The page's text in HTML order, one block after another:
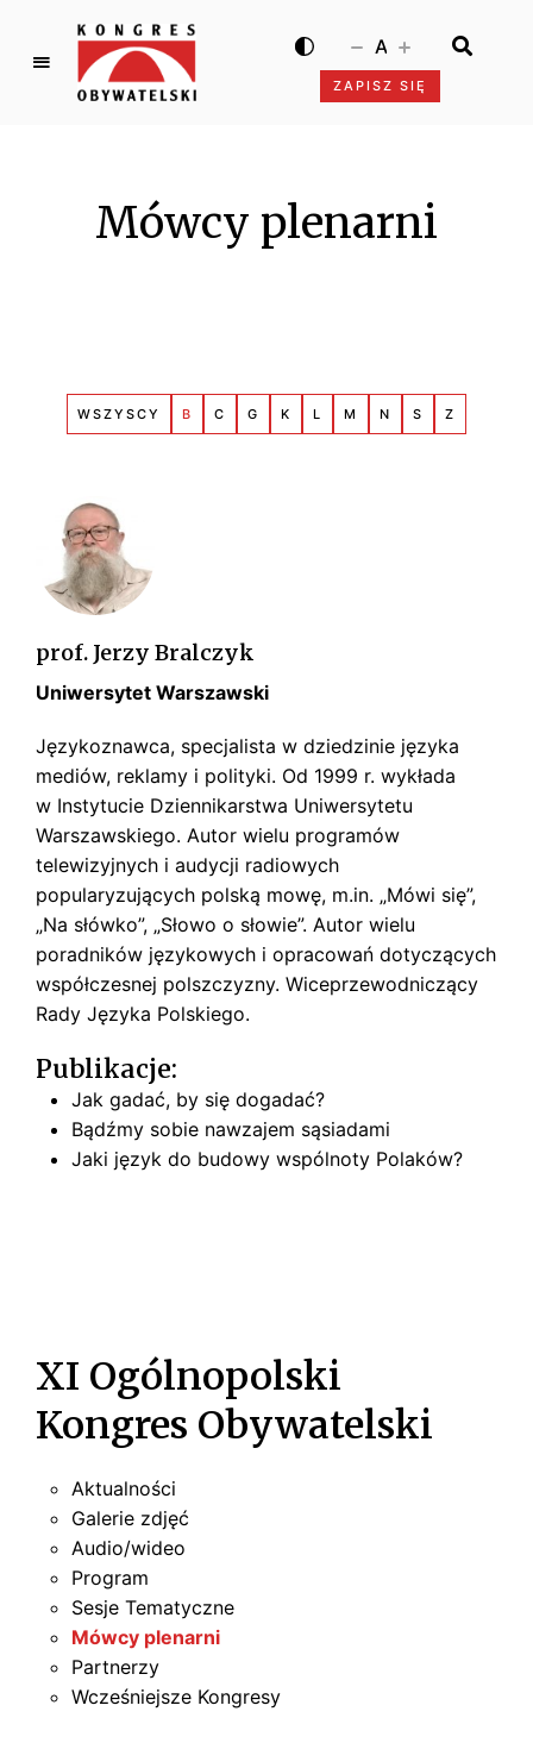
K
w
a
l
s
k
i
ZAPISZ SIĘ
A
Mówcy plenarni
WSZYSCY B C G K L M N S Z
prof. Jerzy Bralczyk
Uniwersytet Warszawski
Językoznawca, specjalista w dziedzinie języka
mediów, reklamy i polityki. Od 1999 r. wykłada
w Instytucie Dziennikarstwa Uniwersytetu
Warszawskiego. Autor wielu programów
telewizyjnych i audycji radiowych
popularyzujących polską mowę, m.in. „Mówi się”,
„Na słówko”, „Słowo o słowie”. Autor wielu
poradników językowych i opracowań dotyczących
współczesnej polszczyzny. Wiceprzewodniczący
Rady Języka Polskiego.
Publikacje:
Jak gadać, by się dogadać?
Bądźmy sobie nawzajem sąsiadami
Jaki język do budowy wspólnoty Polaków?
XI Ogólnopolski
Kongres Obywatelski
Aktualności
Galerie zdjęć
Audio/wideo
Program
Sesje Tematyczne
Mówcy plenarni
Partnerzy
Wcześniejsze Kongresy